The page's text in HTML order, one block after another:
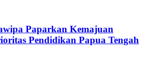
Paparkan Kemajuan
Pendidikan Papua Tengah